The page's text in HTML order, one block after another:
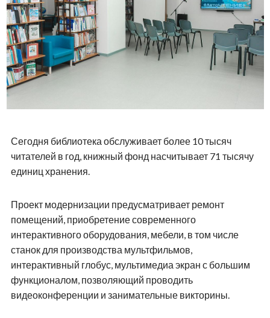
Сегодня библиотека обслуживает более 10 тысяч
читателей в год, книжный фонд насчитывает 71 тысячу
единиц хранения.
Проект модернизации предусматривает ремонт
помещений, приобретение современного
интерактивного оборудования, мебели, в том числе
станок для производства мультфильмов,
интерактивный глобус, мультимедиа экран с большим
функционалом, позволяющий проводить
видеоконференции и занимательные викторины.